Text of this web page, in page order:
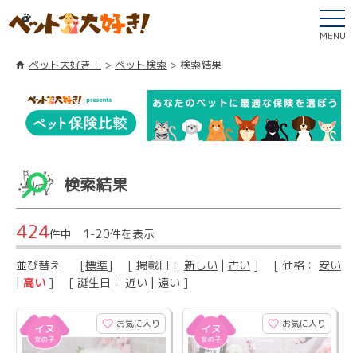
MENU
ペット大好き！ ペット検索 検索結果
検索結果
424件中 1-20件を表示
並び替え [標準] [ 掲載日： 新しい | 古い ] [ 価格： 安い
| 高い ] [ 誕生日： 近い | 遠い ]
お気に入り お気に入り